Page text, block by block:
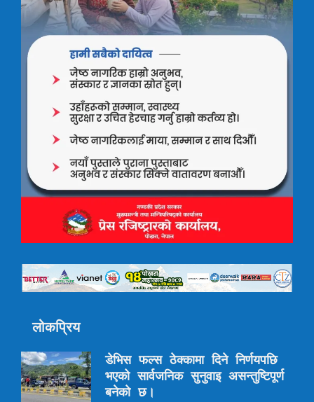
लोकप्रिय
डेभिस फल्स ठेक्कामा दिने निर्णयपछि
भएको सार्वजनिक सुनुवाइ असन्तुष्टिपूर्ण
बनेको छ।